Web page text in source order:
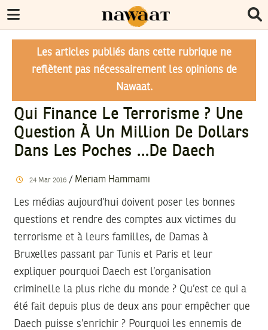
Les articles publiés dans cette rubrique ne
reflètent pas nécessairement les opinions de
Nawaat.
Qui Finance Le Terrorisme ? Une
Question À Un Million De Dollars
Dans Les Poches …de Daech
24 Mar 2016/ Meriam Hammami
Les médias aujourd’hui doivent poser les bonnes
questions et rendre des comptes aux victimes du
terrorisme et à leurs familles, de Damas à
Bruxelles passant par Tunis et Paris et leur
expliquer pourquoi Daech est l’organisation
criminelle la plus riche du monde ? Qu’est ce qui a
été fait depuis plus de deux ans pour empêcher que
Daech puisse s’enrichir ? Pourquoi les ennemis de